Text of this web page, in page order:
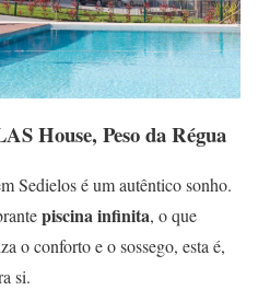
House, Peso da Régua
Sedielos é um autêntico sonho.
piscina infinita, o que
o conforto e o sossego, esta é,
si.